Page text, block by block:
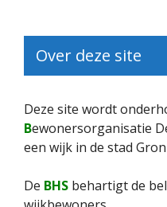
Over deze site
Deze site wordt
Bewonersorganisatie
een wijk in de stad
De BHS behartigt de